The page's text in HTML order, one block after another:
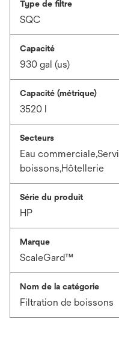
Type de filtre
SQC
Capacité
930 gal (us)
Capacité (métrique)
3520 l
Secteurs
Eau
boissons,Hôtellerie
Série du produit
HP
Marque
ScaleGard™
Nom de la catégorie
Filtration de boissons